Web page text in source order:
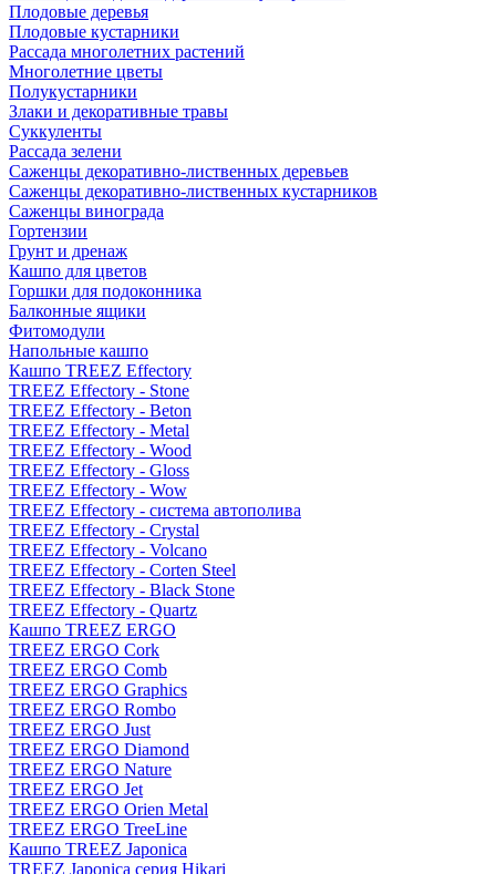
Плодовые деревья
Плодовые кустарники
Рассада многолетних растений
Многолетние цветы
Полукустарники
Злаки и декоративные травы
Суккуленты
Рассада зелени
Саженцы декоративно-лиственных деревьев
Саженцы декоративно-лиственных кустарников
Саженцы винограда
Гортензии
Грунт и дренаж
Кашпо для цветов
Горшки для подоконника
Балконные ящики
Фитомодули
Напольные кашпо
Кашпо TREEZ Effectory
TREEZ Effectory - Stone
TREEZ Effectory - Beton
TREEZ Effectory - Metal
TREEZ Effectory - Wood
TREEZ Effectory - Gloss
TREEZ Effectory - Wow
TREEZ Effectory - система автополива
TREEZ Effectory - Crystal
TREEZ Effectory - Volcano
TREEZ Effectory - Corten Steel
TREEZ Effectory - Black Stone
TREEZ Effectory - Quartz
Кашпо TREEZ ERGO
TREEZ ERGO Cork
TREEZ ERGO Comb
TREEZ ERGO Graphics
TREEZ ERGO Rombo
TREEZ ERGO Just
TREEZ ERGO Diamond
TREEZ ERGO Nature
TREEZ ERGO Jet
TREEZ ERGO Orien Metal
TREEZ ERGO TreeLine
Кашпо TREEZ Japonica
TREEZ Japonica серия Hikari